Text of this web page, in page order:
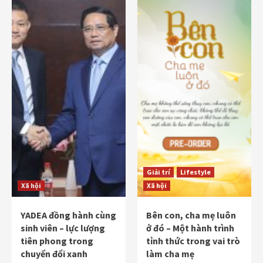
Xã hội
YADEA đồng hành cùng
sinh viên – lực lượng
tiên phong trong
chuyển đổi xanh
Giải trí
Lifestyle
Xã hội
Bên con, cha mẹ luôn
ở đó – Một hành trình
tỉnh thức trong vai trò
làm cha mẹ